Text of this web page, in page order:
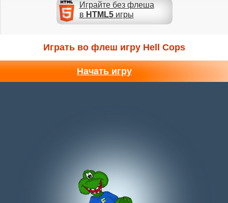
Играйте без флеша
в HTML5игры
Играть во флеш игру Hell Cops
Начать игру